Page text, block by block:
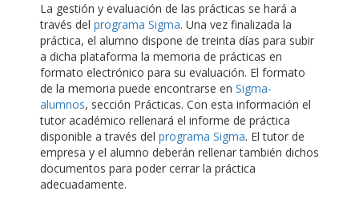
La gestión y evaluación de las prácticas se hará a
través del programa Sigma. Una vez finalizada la
práctica, el alumno dispone de treinta días para subir
a dicha plataforma la memoria de prácticas en
formato electrónico para su evaluación. El formato
de la memoria puede encontrarse en Sigma-
alumnos, sección Prácticas. Con esta información el
tutor académico rellenará el informe de práctica
disponible a través del programa Sigma. El tutor de
empresa y el alumno deberán rellenar también dichos
documentos para poder cerrar la práctica
adecuadamente.